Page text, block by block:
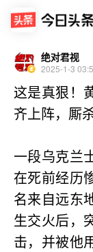
绝对君视
2025-1-3
这是真狠！
齐上阵，厮
一段乌克兰
在死前经历
名来自远东
生交火后，
击，并被他